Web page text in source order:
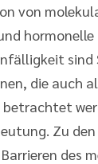
von
sind
die auch
betrachtet
Zu
des